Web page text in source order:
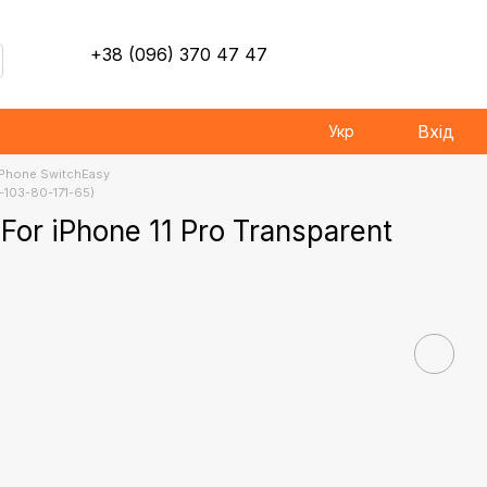
+38 (096) 370 47 47
Укр Вхід
SwitchEasy
80-171-65)
iPhone 11 Pro Transparent